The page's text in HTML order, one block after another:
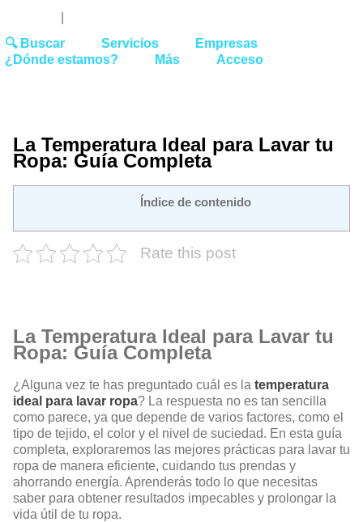
🔍 Buscar Servicios
Empresas
¿Dónde estamos?
Más Acceso
La Temperatura Ideal para Lavar tu
Ropa: Guía Completa
Índice de contenido
Rate this post
La Temperatura Ideal para Lavar tu
Ropa: Guía Completa
¿Alguna vez te has preguntado cuál es la temperatura
ideal para lavar ropa? La respuesta no es tan sencilla
como parece, ya que depende de varios factores, como el
tipo de tejido, el color y el nivel de suciedad. En esta guía
completa, exploraremos las mejores prácticas para lavar tu
ropa de manera eficiente, cuidando tus prendas y
ahorrando energía. Aprenderás todo lo que necesitas
saber para obtener resultados impecables y prolongar la
vida útil de tu ropa.